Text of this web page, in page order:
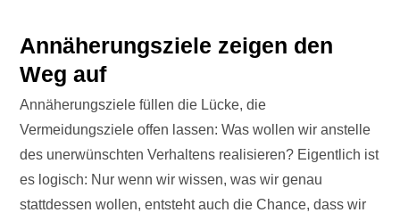
Annäherungsziele zeigen den
Weg auf
Annäherungsziele füllen die Lücke, die
Vermeidungsziele offen lassen: Was wollen wir anstelle
des unerwünschten Verhaltens realisieren? Eigentlich ist
es logisch: Nur wenn wir wissen, was wir genau
stattdessen wollen, entsteht auch die Chance, dass wir